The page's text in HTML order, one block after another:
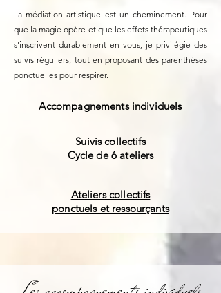
La médiation artistique est un cheminement. Pour
que la magie opère et que les effets thérapeutiques
s'inscrivent durablement en vous, je privilégie des
suivis réguliers, tout en proposant des parenthèses
ponctuelles pour respirer.
Accompagnements individuels
Suivis collectifs
Cycle de 6 ateliers
Ateliers collectifs
ponctuels et ressourçants